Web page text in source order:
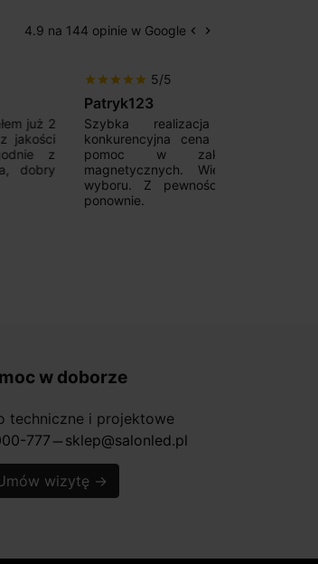
4.9 na 144 opinie w Google Poprzedni
keyboard_arrow_left Następny
keyboard_arrow_right
realizacja zamówienia,
cena oraz fachowa
w zakresie szyn
Wiele możliwości
Z pewnością skorzystam
w doborze
techniczne i projektowe
777 horizontal_rule sklep@salonled.pl
wizytę →